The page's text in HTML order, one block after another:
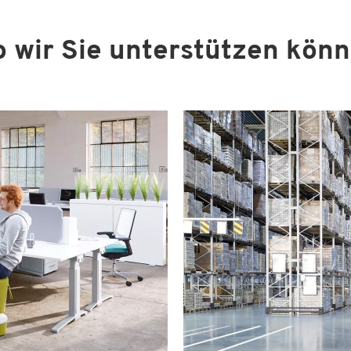
wir Sie unterstützen